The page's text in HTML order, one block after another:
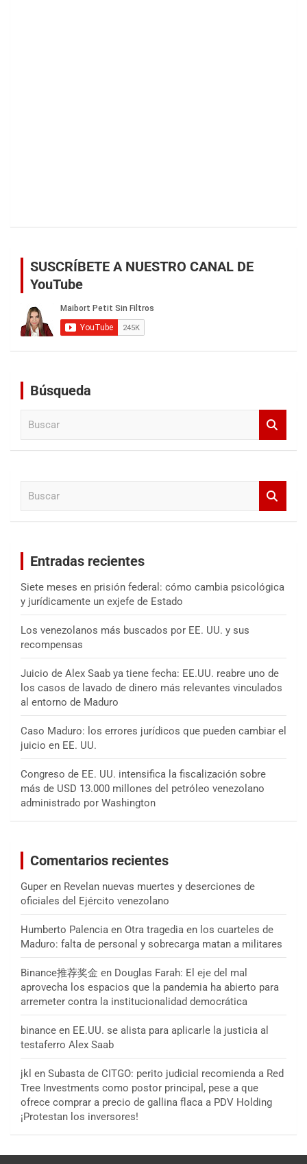
SUSCRÍBETE A NUESTRO CANAL DE
YouTube
Búsqueda
Entradas recientes
Siete meses en prisión federal: cómo cambia psicológica
y jurídicamente un exjefe de Estado
Los venezolanos más buscados por EE. UU. y sus
recompensas
Juicio de Alex Saab ya tiene fecha: EE.UU. reabre uno de
los casos de lavado de dinero más relevantes vinculados
al entorno de Maduro
Caso Maduro: los errores jurídicos que pueden cambiar el
juicio en EE. UU.
Congreso de EE. UU. intensifica la fiscalización sobre
más de USD 13.000 millones del petróleo venezolano
administrado por Washington
Comentarios recientes
Guper en Revelan nuevas muertes y deserciones de
oficiales del Ejército venezolano
Humberto Palencia en Otra tragedia en los cuarteles de
Maduro: falta de personal y sobrecarga matan a militares
Binance推荐奖金 en Douglas Farah: El eje del mal
aprovecha los espacios que la pandemia ha abierto para
arremeter contra la institucionalidad democrática
binance en EE.UU. se alista para aplicarle la justicia al
testaferro Alex Saab
jkl en Subasta de CITGO: perito judicial recomienda a Red
Tree Investments como postor principal, pese a que
ofrece comprar a precio de gallina flaca a PDV Holding
¡Protestan los inversores!